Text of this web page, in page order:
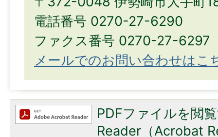
電話番号 0270-27-6290
ファクス番号 0270-27-6297
メールでのお問い合わせはこ
PDFファイルを閲
Reader（Acrobat